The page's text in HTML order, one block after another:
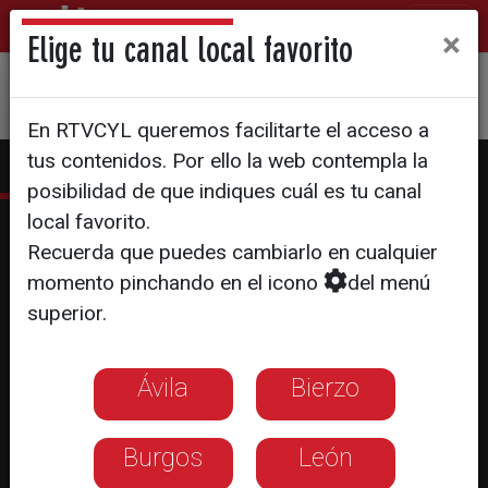
Diario de Campaña
Enero
Pegada de carteles
28
29
30 31
Elige tu canal local favorito ×
En RTVCYL queremos facilitarte el acceso a
tus contenidos. Por ello la web contempla la
posibilidad de que indiques cuál es tu canal
local favorito.
Recuerda que puedes cambiarlo en cualquier
momento pinchando en el icono
del menú
superior.
Ávila Bierzo
Burgos León